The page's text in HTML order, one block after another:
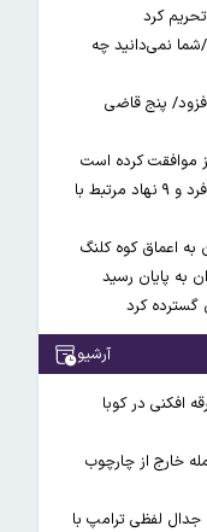
نمی‌دانید چه
افزود/ پنج قاضی
موافقت کرده است
آمریکا تحریم‌های جدیدی علیه ایران اعمال کرد/ ۴ فرد و ۹ نهاد مرتبط با
به اعماق کوه کلنگ
به پایان رسید
گسترده کرد
آرشیو
افکنی در کوبا
خارج از چارچوب
لفظی ترامپ با